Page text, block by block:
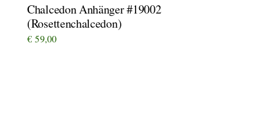
Chalcedon Anhänger #19002
(Rosettenchalcedon)
€ 59,00